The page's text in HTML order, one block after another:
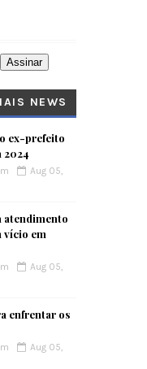
NEWS
ex-prefeito
2024
Aug 05,
atendimento
vício em
Aug 05,
enfrentar os
Aug 05,